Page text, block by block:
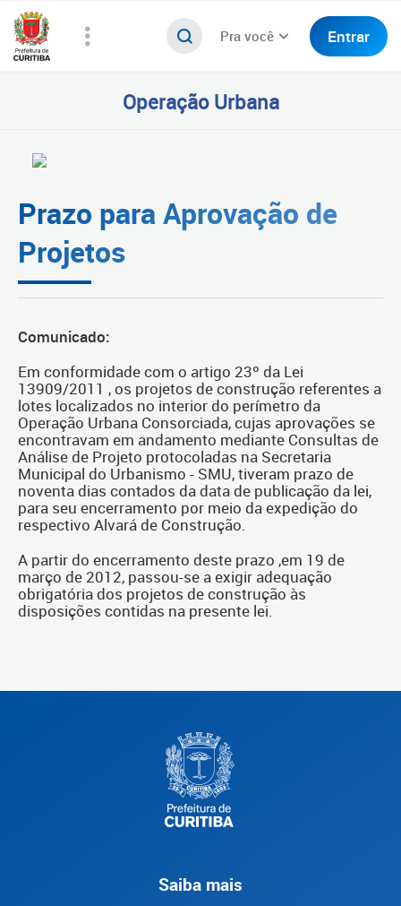
Pra você Entrar
Operação Urbana
Prazo para Aprovação de
Projetos
Comunicado:
Em conformidade com o artigo 23º da Lei
13909/2011 , os projetos de construção referentes a
lotes localizados no interior do perímetro da
Operação Urbana Consorciada, cujas aprovações se
encontravam em andamento mediante Consultas de
Análise de Projeto protocoladas na Secretaria
Municipal do Urbanismo - SMU, tiveram prazo de
noventa dias contados da data de publicação da lei,
para seu encerramento por meio da expedição do
respectivo Alvará de Construção.
A partir do encerramento deste prazo ,em 19 de
março de 2012, passou-se a exigir adequação
obrigatória dos projetos de construção às
disposições contidas na presente lei.
Saiba mais